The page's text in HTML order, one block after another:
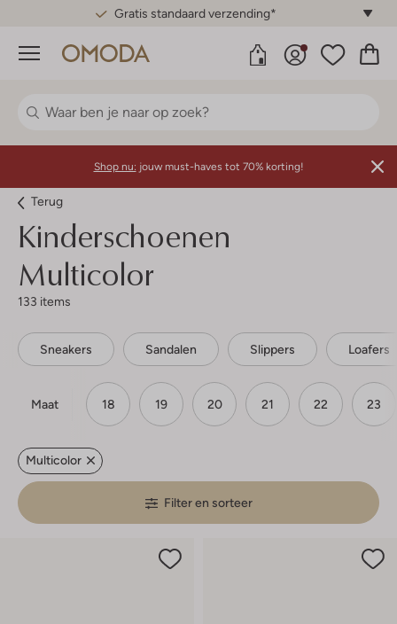
Gratis standaard verzending*
Menu
Shop nu: jouw must-haves tot 70% korting!
Terug
Kinderschoenen
Multicolor
133 items
Sneakers Sandalen Slippers Loafers
Maat 18 19 20 21 22 23
Multicolor
Filter en sorteer